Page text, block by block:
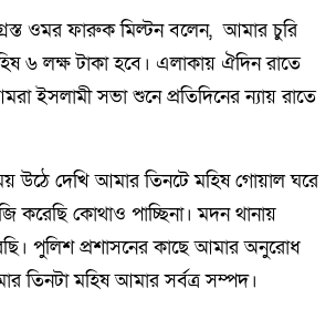
ওমর ফারুক মিল্টন বলেন, আমার চুরি
৬ লক্ষ টাকা হবে। এলাকায় ঐদিন রাতে
ইসলামী সভা শুনে প্রতিদিনের ন্যায় রাতে
উঠে দেখি আমার তিনটে মহিষ গোয়াল ঘরে
করেছি কোথাও পাচ্ছিনা। মদন থানায়
পুলিশ প্রশাসনের কাছে আমার অনুরোধ
তিনটা মহিষ আমার সর্বত্র সম্পদ।